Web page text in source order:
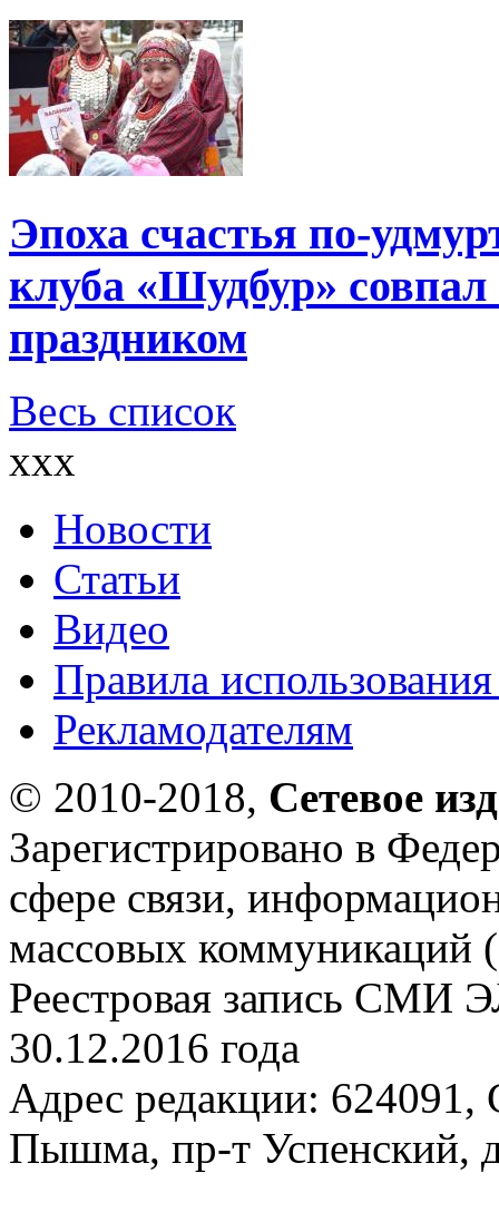
Эпоха счастья по-
клуба «Шудбур»
праздником
Весь список
xxx
Новости
Статьи
Видео
Правила
Рекламодателям
© 2010-2018, Сетевое
Зарегистрировано в
сфере связи,
массовых коммуникаций
Реестровая запись СМИ
30.12.2016 года
Адрес редакции: 624091,
Пышма, пр-т Успенский,